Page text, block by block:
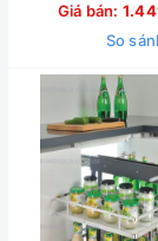
Giá bán:
So